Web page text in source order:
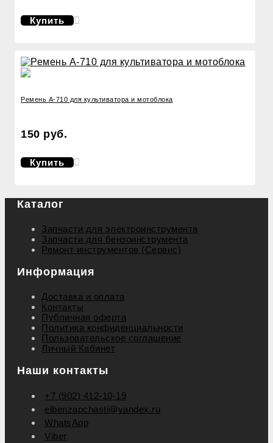
Купить
Ремень А-710 для культиватора и мотоблока
150 руб.
Купить
Каталог
Запчасти для электроинструмента
Запчасти для бензоинструмента
Ремонт инструментов (Сервис)
Информация
Доставка и оплата
Контакты
Публичная оферта
Политика конфиденциальности
Пользовательское соглашение
Личный Кабинет
Наши контакты
+7 (902) 412-10-19
elbenzapchasti@yandex.ru
WhatsApp
Viber